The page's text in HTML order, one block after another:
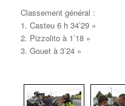
Classement général :
1. Casteu 6 h 34’29 »
2. Pizzolito à 1’18 »
3. Gouet à 3’24 »